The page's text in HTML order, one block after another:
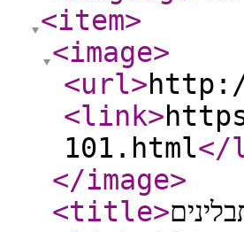
<item>
<image>
<url>
<link>
101.html</
</image>
<title>